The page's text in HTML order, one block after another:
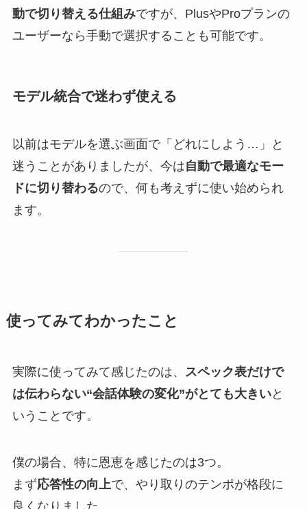
動で切り替える仕組みですが、PlusやProプランの
ユーザーなら手動で選択することも可能です。
モデル統合で迷わず使える
以前はモデルを選ぶ画面で「どれにしよう…」と
迷うことがありましたが、今は自動で最適なモー
ドに切り替わるので、何も考えずに使い始められ
ます。
使ってみてわかったこと
実際に使ってみて感じたのは、 スペック表だけで
は伝わらない“会話体験の変化”がとても大きいと
いうことです。
僕の場合、特に恩恵を感じたのは3つ。
まず応答性の向上で、やり取りのテンポが格段に